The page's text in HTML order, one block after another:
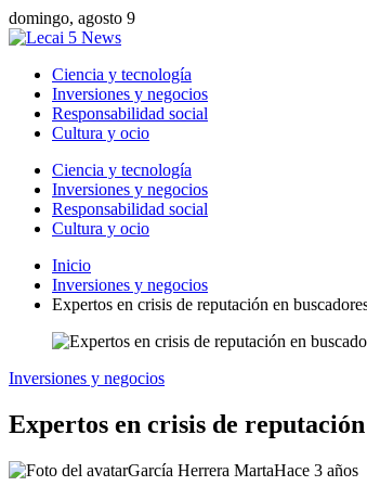
domingo, agosto 9
Ciencia y tecnología
Inversiones y negocios
Responsabilidad social
Cultura y ocio
Ciencia y tecnología
Inversiones y negocios
Responsabilidad social
Cultura y ocio
Inicio
Inversiones y negocios
Expertos en crisis de reputación en
Inversiones y negocios
Expertos en crisis de
García Herrera MartaHace 3 años